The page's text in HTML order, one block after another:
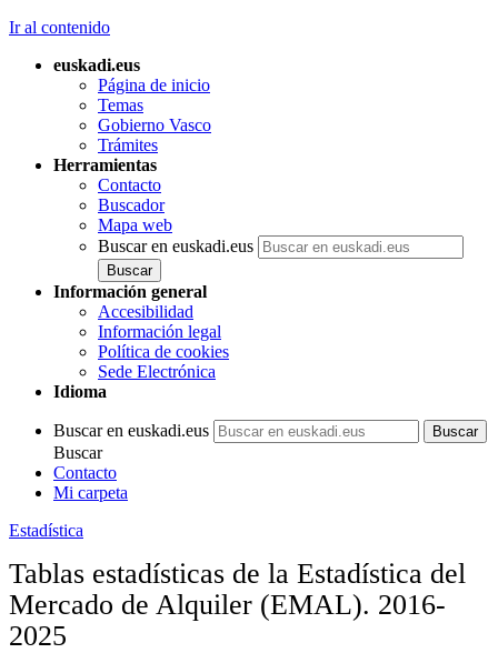
Ir al contenido
euskadi.eus
Página de inicio
Temas
Gobierno Vasco
Trámites
Herramientas
Contacto
Buscador
Mapa web
Buscar en euskadi.eus
Información general
Accesibilidad
Información legal
Política de cookies
Sede Electrónica
Idioma
Buscar en euskadi.eus
Buscar
Contacto
Mi carpeta
Estadística
Tablas estadísticas de la Estadística del
Mercado de Alquiler (EMAL). 2016-
2025